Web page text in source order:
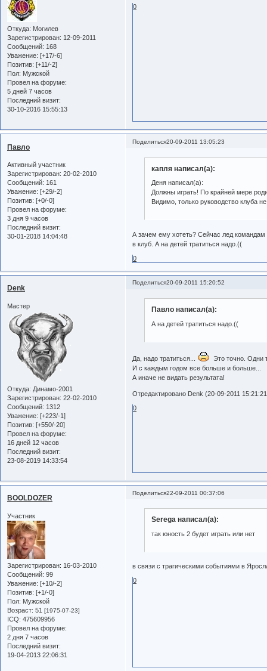
Откуда: Могилев
Зарегистрирован: 12-09-2011
Сообщений: 168
Уважение: [+17/-6]
Позитив: [+11/-2]
Пол: Мужской
Провел на форуме:
5 дней 7 часов
Последний визит:
30-10-2016 15:55:13
0
Поделиться20-09-2011 13:05:23
Павло
Активный участник
Зарегистрирован: 20-02-2010
Сообщений: 161
Уважение: [+29/-2]
Позитив: [+0/-0]
Провел на форуме:
3 дня 9 часов
Последний визит:
30-01-2018 14:04:48
капля написал(а):
Деня написал(а):
Должны играть! По крайней мере
Видимо, только руководство клуба
А зачем ему хотеть? Сейчас лед командам
в клуб. А на детей тратиться надо.((
0
Поделиться20-09-2011 15:20:52
Denk
Мастер
Откуда: Динамо-2001
Зарегистрирован: 22-02-2010
Сообщений: 1312
Уважение: [+223/-1]
Позитив: [+550/-20]
Провел на форуме:
16 дней 12 часов
Последний визит:
23-08-2019 14:33:54
Павло написал(а):
А на детей тратиться надо.((
Да, надо тратиться...
Это точно. Одни
И с каждым годом все больше и больше...
А иначе не видать результата!
Отредактировано Denk (20-09-2011
0
Поделиться22-09-2011 00:37:06
BOOLDOZER
Участник
Зарегистрирован: 16-03-2010
Сообщений: 99
Уважение: [+10/-2]
Позитив: [+1/-0]
Пол: Мужской
Возраст: 51 [1975-07-23]
ICQ: 475609956
Провел на форуме:
2 дня 7 часов
Последний визит:
19-04-2013 22:06:31
Serega написал(а):
так юность 2 будет играть или нет
в связи с трагическими событиями в
0